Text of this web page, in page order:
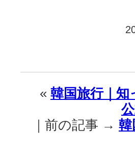
« 韓国旅行｜
｜前の記事 → 韓